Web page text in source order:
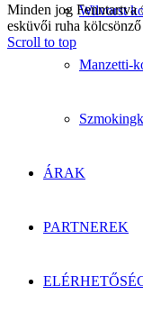
Wilvorst
Manzetti-
ÁRAK
PARTNEREK
Minden jog
esküvői ruha kölcsönző
Scroll to top